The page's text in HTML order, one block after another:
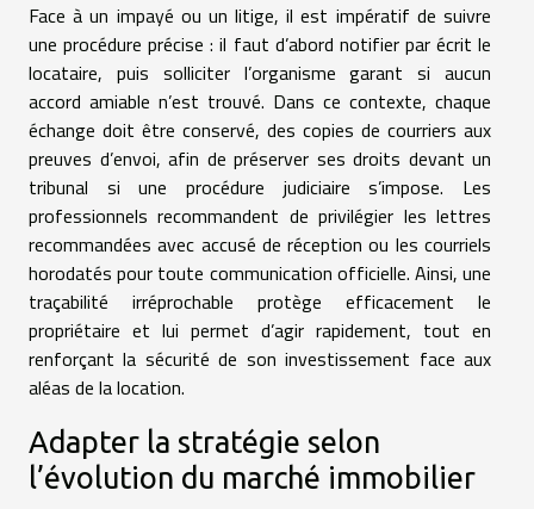
Face à un impayé ou un litige, il est impératif de suivre
une procédure précise : il faut d’abord notifier par écrit le
locataire, puis solliciter l’organisme garant si aucun
accord amiable n’est trouvé. Dans ce contexte, chaque
échange doit être conservé, des copies de courriers aux
preuves d’envoi, afin de préserver ses droits devant un
tribunal si une procédure judiciaire s’impose. Les
professionnels recommandent de privilégier les lettres
recommandées avec accusé de réception ou les courriels
horodatés pour toute communication officielle. Ainsi, une
traçabilité irréprochable protège efficacement le
propriétaire et lui permet d’agir rapidement, tout en
renforçant la sécurité de son investissement face aux
aléas de la location.
Adapter la stratégie selon
l’évolution du marché immobilier